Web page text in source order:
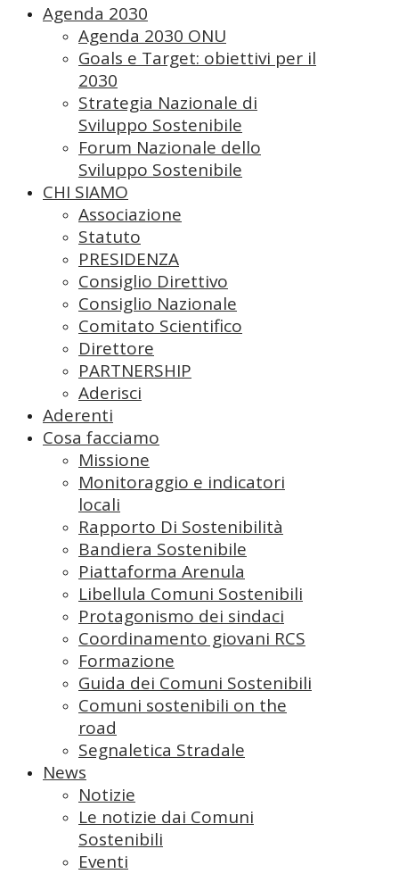
Agenda 2030
Agenda 2030 ONU
Goals e Target: obiettivi per il
2030
Strategia Nazionale di
Sviluppo Sostenibile
Forum Nazionale dello
Sviluppo Sostenibile
CHI SIAMO
Associazione
Statuto
PRESIDENZA
Consiglio Direttivo
Consiglio Nazionale
Comitato Scientifico
Direttore
PARTNERSHIP
Aderisci
Aderenti
Cosa facciamo
Missione
Monitoraggio e indicatori
locali
Rapporto Di Sostenibilità
Bandiera Sostenibile
Piattaforma Arenula
Libellula Comuni Sostenibili
Protagonismo dei sindaci
Coordinamento giovani RCS
Formazione
Guida dei Comuni Sostenibili
Comuni sostenibili on the
road
Segnaletica Stradale
News
Notizie
Le notizie dai Comuni
Sostenibili
Eventi